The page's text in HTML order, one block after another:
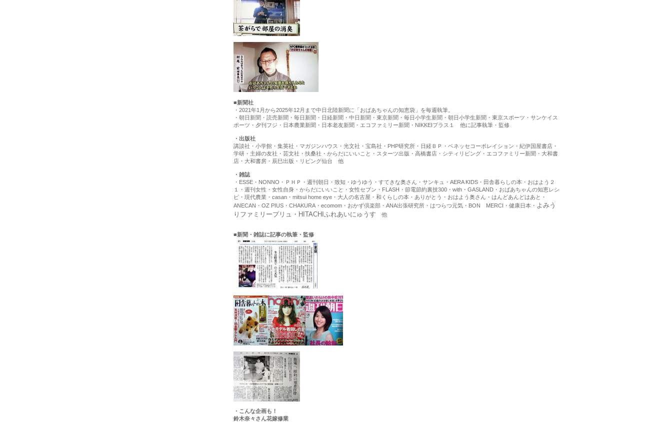
■新聞社
・2021年1月から2025年12月まで中日北陸新聞に「おばあちゃんの知恵袋」を毎週執筆。
・朝日新聞・読売新聞・毎日新聞・日経新聞・中日新聞・東京新聞・毎日小学生新聞・朝日小学生新聞・東京スポーツ・サンケイス
ポーツ・夕刊フジ・日本農業新聞・日本老友新聞・エコファミリー新聞・NIKKEIプラス１ 他に記事執筆・監修
・出版社
講談社・小学館・集英社・マガジンハウス・光文社・宝島社・PHP研究所・日経ＢＰ・ベネッセコーポレイション・紀伊国屋書店・
学研・主婦の友社・芸文社・扶桑社・からだにいいこと・スターツ出版・高橋書店・シティリビング・エコファミリー新聞・大和書
店・大和書房・辰巳出版・リビング仙台 他
・雑誌
・ESSE・NONNO・ＰＨＰ・週刊朝日・致知・ゆうゆう・すてきな奥さん・サンキュ・AERA KIDS・田舎暮らしの本・おはよう２
１・週刊女性・女性自身・からだにいいこと・女性セブン・FLASH・節電節約裏技300・with・GASLAND・おばあちゃんの知恵レシ
ピ・現代農業・casan・mitsui home eye・大人の名古屋・和くらしの本・ありがとう・おはよう奥さん・はんどあんどはあと・
ANECAN・OZ PIUS・CHAKURA・ecomom・おかず倶楽部・ANA出張研究所・はつらつ元気・BON MERCI・健康日本・ よみう
りファミリープリュ・HITACHIふれあいにゅうす 他
■新聞・雑誌に記事の執筆・監修
・こんな企画も！
鈴木奈々さん花嫁修業